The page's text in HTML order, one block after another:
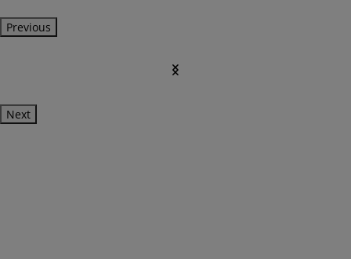
Previous
Next